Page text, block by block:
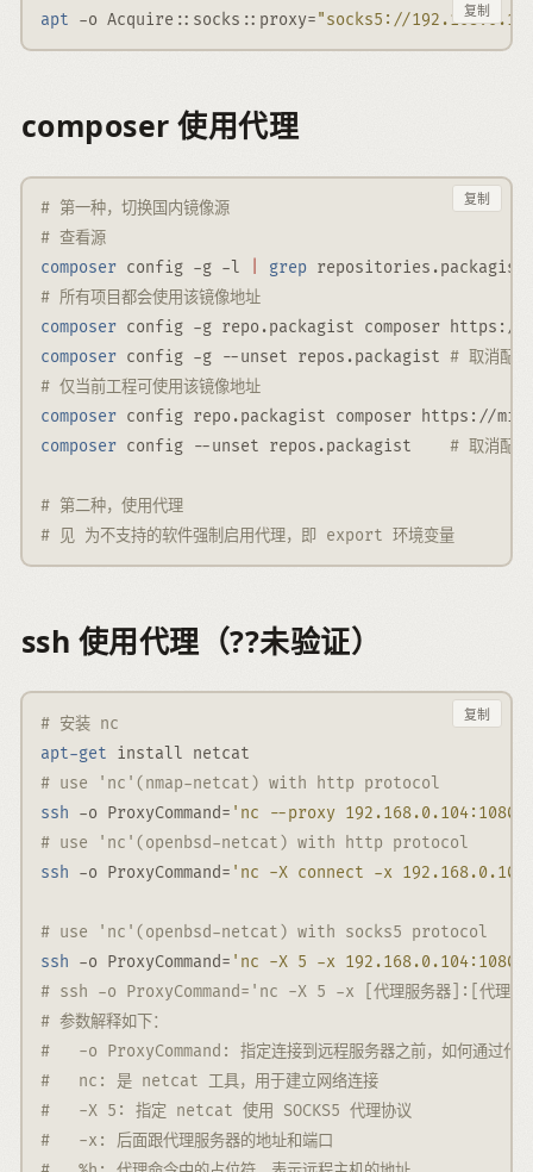
apt -o Acquire::socks::proxy="socks5:// 复制
composer 使用代理
# 第一种，切换国内镜像源
# 查看源
composer config -g -l grep
# 所有项目都会使用该镜像地址
composer config -g repo.packagist composer https://
composer config -g --unset repos.packagist # 取消配置
# 仅当前工程可使用该镜像地址
composer config repo.packagist composer https://
composer config --unset repos.packagist # 取消配置
# 第二种，使用代理
# 见 为不支持的软件强制启用代理，即 export 环境变量
复制
ssh 使用代理（??未验证）
# 安装 nc
apt-get install netcat
# use 'nc'(nmap-netcat) with http protocol
ssh
-o ProxyCommand= 'nc --proxy 192.168.0.104:10809
# use 'nc'(openbsd-netcat) with http protocol
ssh
-o ProxyCommand= 'nc -X connect -x
# use 'nc'(openbsd-netcat) with socks5 protocol
ssh
-o ProxyCommand= 'nc -X 5 -x 192.168.0.104:10809
# ssh -o ProxyCommand='nc -X 5 -x [代理服务器]:[代理端
# 参数解释如下：
#   -o ProxyCommand: 指定连接到远程服务器之前，如何通过代理
#   nc: 是 netcat 工具，用于建立网络连接
#   -X 5: 指定 netcat 使用 SOCKS5 代理协议
#   -x: 后面跟代理服务器的地址和端口
复制